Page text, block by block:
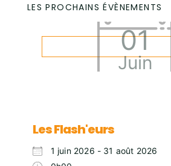
LES PROCHAINS ÉVÈNEMENTS
01
Juin
Les Flash'eurs
1 juin 2026 - 31 août 2026